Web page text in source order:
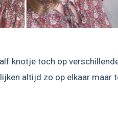
knotje toch op
altijd zo op elkaar maar